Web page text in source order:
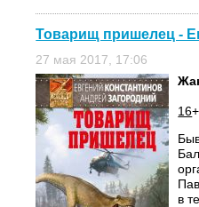
Товарищ пришелец -
27 мая 2017, 17:06
16+
в